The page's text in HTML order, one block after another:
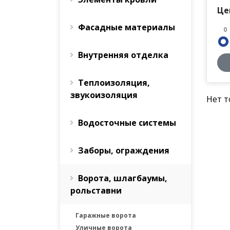
Фасадные материалы
Внутренняя отделка
Теплоизоляция,
звукоизоляция
Водосточные системы
Заборы, ограждения
Ворота, шлагбаумы,
рольставни
Гаражные ворота
Уличные ворота
0
Нет